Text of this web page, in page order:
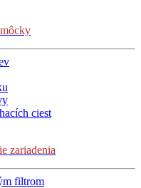
ciest
zariadenia
filtrom